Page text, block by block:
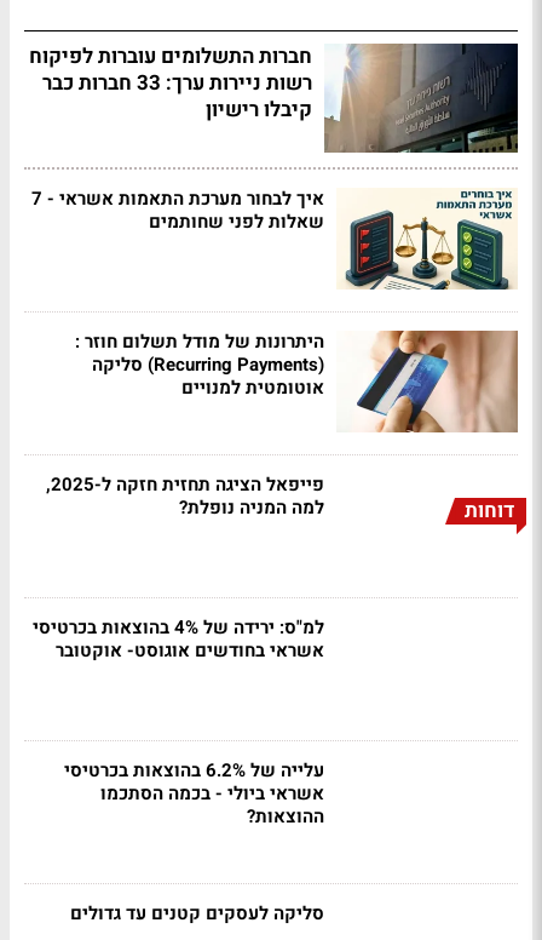
חברות התשלומים עוברות לפיקוח
רשות ניירות ערך: 33 חברות כבר
קיבלו רישיון
איך לבחור מערכת התאמות אשראי - 7
שאלות לפני שחותמים
היתרונות של מודל תשלום חוזר :
(Recurring Payments) סליקה
אוטומטית למנויים
דוחות
פייפאל הציגה תחזית חזקה ל-2025,
למה המניה נופלת?
למ"ס: ירידה של 4% בהוצאות בכרטיסי
אשראי בחודשים אוגוסט- אוקטובר
עלייה של 6.2% בהוצאות בכרטיסי
אשראי ביולי - בכמה הסתכמו
ההוצאות?
סליקה לעסקים קטנים עד גדולים